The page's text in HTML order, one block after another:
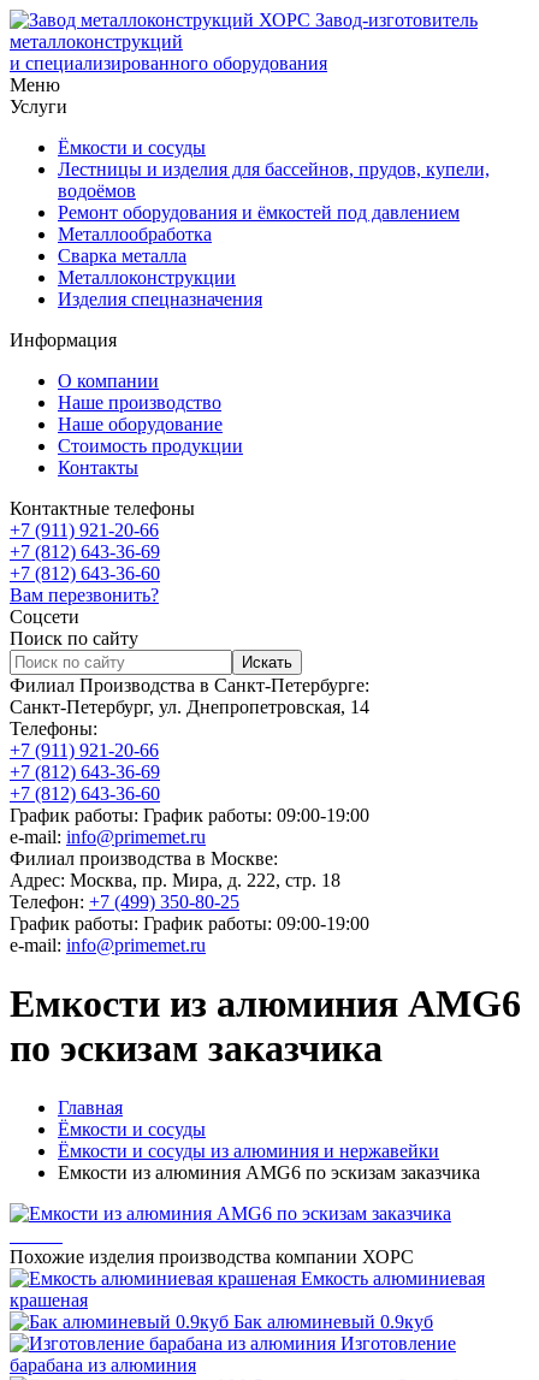
Завод-изготовитель
металлоконструкций
и специализированного оборудования
Меню
Услуги
Ёмкости и сосуды
Лестницы и изделия для бассейнов, прудов, купели,
водоёмов
Ремонт оборудования и ёмкостей под давлением
Металлообработка
Сварка металла
Металлоконструкции
Изделия спецназначения
Информация
О компании
Наше производство
Наше оборудование
Стоимость продукции
Контакты
Контактные телефоны
+7 (911) 921-20-66
+7 (812) 643-36-69
+7 (812) 643-36-60
Вам перезвонить?
Соцсети
Поиск по сайту
Филиал Производства в Санкт-Петербурге:
Санкт-Петербург, ул. Днепропетровская, 14
Телефоны:
+7 (911) 921-20-66
+7 (812) 643-36-69
+7 (812) 643-36-60
График работы: График работы: 09:00-19:00
e-mail: info@primemet.ru
Филиал производства в Москве:
Адрес: Москва, пр. Мира, д. 222, стр. 18
Телефон: +7 (499) 350-80-25
График работы: График работы: 09:00-19:00
e-mail: info@primemet.ru
Емкости из алюминия AMG6
по эскизам заказчика
Главная
Ёмкости и сосуды
Ёмкости и сосуды из алюминия и нержавейки
Емкости из алюминия AMG6 по эскизам заказчика
Похожие изделия производства компании ХОРС
Емкость алюминиевая
крашеная
Бак алюминевый 0.9куб
Изготовление
барабана из алюминия